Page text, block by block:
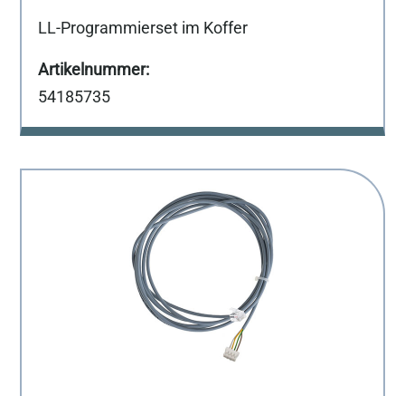
LL-Programmierset im Koffer
54185735